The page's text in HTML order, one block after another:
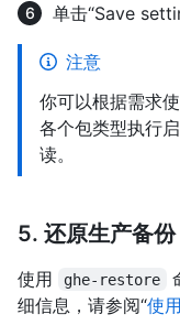
单击“Save
注意
你可以根据需求
各个包类型执行
读。
5. 还原生产备份
使用 ghe-restore
细信息，请参阅“使